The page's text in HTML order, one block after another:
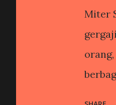
Miter